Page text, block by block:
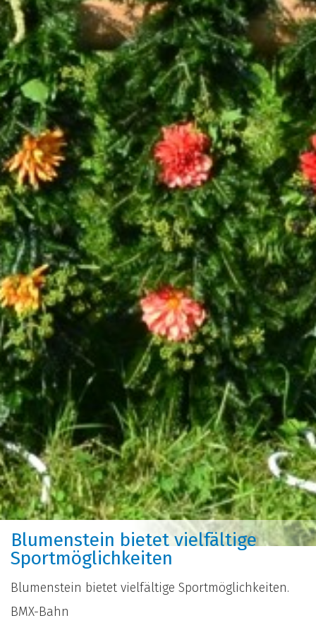
Blumenstein bietet vielfältige
Sportmöglichkeiten
Blumenstein bietet vielfältige Sportmöglichkeiten.
BMX-Bahn